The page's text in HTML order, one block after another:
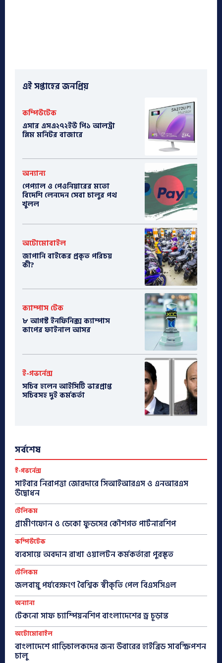
এই সপ্তাহের জনপ্রিয়
কম্পিউটেক
এসার এসএ২৭২ইউ পি১ আলট্রা
স্লিম মনিটর বাজারে
অন্যান্য
পেপ্যাল ও পেওনিয়ারের মতো
বিদেশি লেনদেন সেবা চালুর পথ
খুলল
অটোমোবাইল
​জাপানি বাইকের প্রকৃত পরিচয়
কী?
ক্যাম্পাস টেক
৮ আগস্ট ইনফিনিক্স ক্যাম্পাস
কাপের ফাইনাল আসর
ই-গভর্নেন্স
সচিব হলেন আইসিটি ভারপ্রাপ্ত
সচিবসহ দুই কর্মকর্তা
সর্বশেষ
ই-গভর্নেন্স
সাইবার নিরাপত্তা জোরদারে সিআইআরএস ও এনআরএস
উদ্বোধন
টেলিকম
গ্রামীণফোন ও ডেকো ফুডসের কৌশগত পার্টনারশিপ
কম্পিউটেক
ব্যবসায়ে অবদান রাখা ওয়ালটন কর্মকর্তারা পুরস্কৃত
টেলিকম
জলবায়ু পর্যবেক্ষণে বৈশ্বিক স্বীকৃতি পেল বিএসসিএল
অন্যান্য
টেকনো সাফ চ্যাম্পিয়নশিপ বাংলাদেশের ড্র চূড়ান্ত
অটোমোবাইল
বাংলাদেশে গাড়িচালকদের জন্য উবারের হাইব্রিড সাবস্ক্রিপশন
চালু